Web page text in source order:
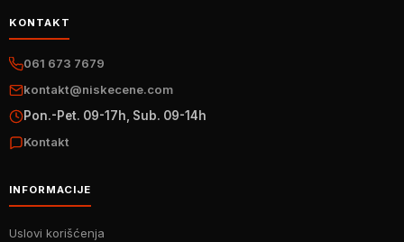
KONTAKT
061 673 7679
kontakt@niskecene.com
Pon.-Pet. 09-17h, Sub. 09-14h
Kontakt
INFORMACIJE
Uslovi korišćenja